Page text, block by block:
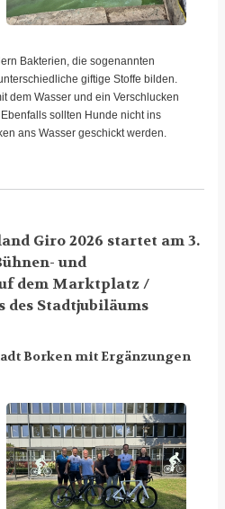
Bakterien, die sogenannten
giftige Stoffe bilden.
dem Wasser und ein Verschlucken
sollten Hunde nicht ins
ans Wasser geschickt werden.
Giro 2026 startet am 3.
und
dem Marktplatz /
des Stadtjubiläums
Borken mit Ergänzungen